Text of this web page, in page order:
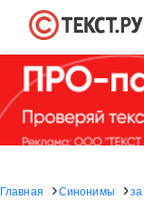
Главная Синонимы за